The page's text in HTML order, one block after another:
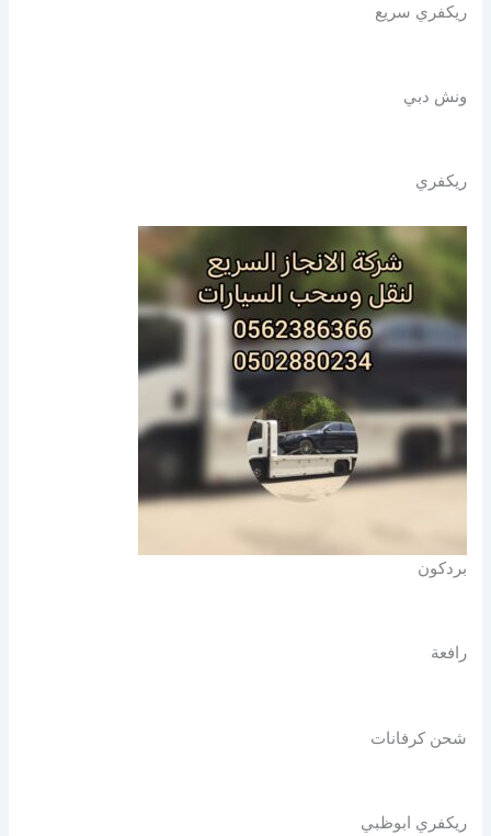
ريكفري سريع
ونش دبي
ريكفري
بردكون
رافعة
شحن كرفانات
ريكفري ابوظبي